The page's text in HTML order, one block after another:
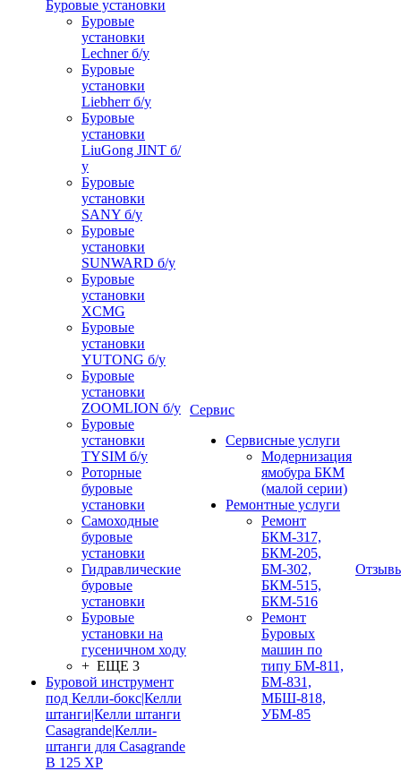
Буровые установки
Буровые
установки
Lechner б/у
Буровые
установки
Liebherr б/у
Буровые
установки
LiuGong JINT б/
у
Буровые
установки
SANY б/у
Буровые
установки
SUNWARD б/у
Буровые
установки
XCMG
Буровые
установки
YUTONG б/у
Буровые
установки
ZOOMLION б/у
Буровые
установки
TYSIM б/у
Роторные
буровые
установки
Самоходные
буровые
установки
Гидравлические
буровые
установки
Буровые
установки на
гусеничном ходу
+ ЕЩЕ 3
Буровой инструмент
под Келли-бокс|Келли
штанги|Келли штанги
Casagrande|Келли-
штанги для Casagrande
B 125 XP
Сервис
Сервисные услуги
Модернизация
ямобура БКМ
(малой серии)
Ремонтные услуги
Ремонт
БКМ-317,
БКМ-205,
БМ-302,
БКМ-515,
БКМ-516
Ремонт
Буровых
машин по
типу БМ-811,
БМ-831,
МБШ-818,
УБМ-85